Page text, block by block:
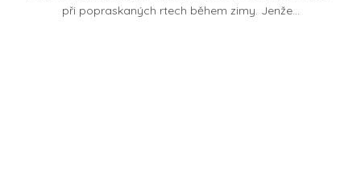
při popraskaných rtech během zimy. Jenže...